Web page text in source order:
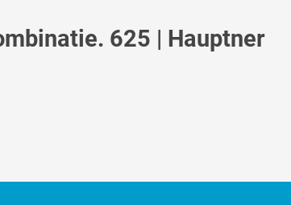
625 | Hauptner